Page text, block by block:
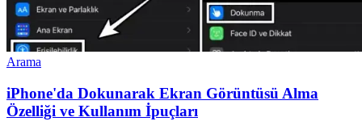
Arama
iPhone'da Dokunarak Ekran Görüntüsü Alma
Özelliği ve Kullanım İpuçları